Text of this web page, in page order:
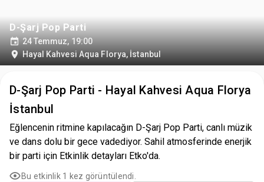
D-Şarj Pop Parti
24 Temmuz, 19:00
Hayal Kahvesi Aqua Florya, İstanbul
D-Şarj Pop Parti - Hayal Kahvesi Aqua Florya
İstanbul
Eğlencenin ritmine kapılacağın D-Şarj Pop Parti, canlı müzik
ve dans dolu bir gece vadediyor. Sahil atmosferinde enerjik
bir parti için Etkinlik detayları Etko'da.
Bu etkinlik 1 kez görüntülendi.